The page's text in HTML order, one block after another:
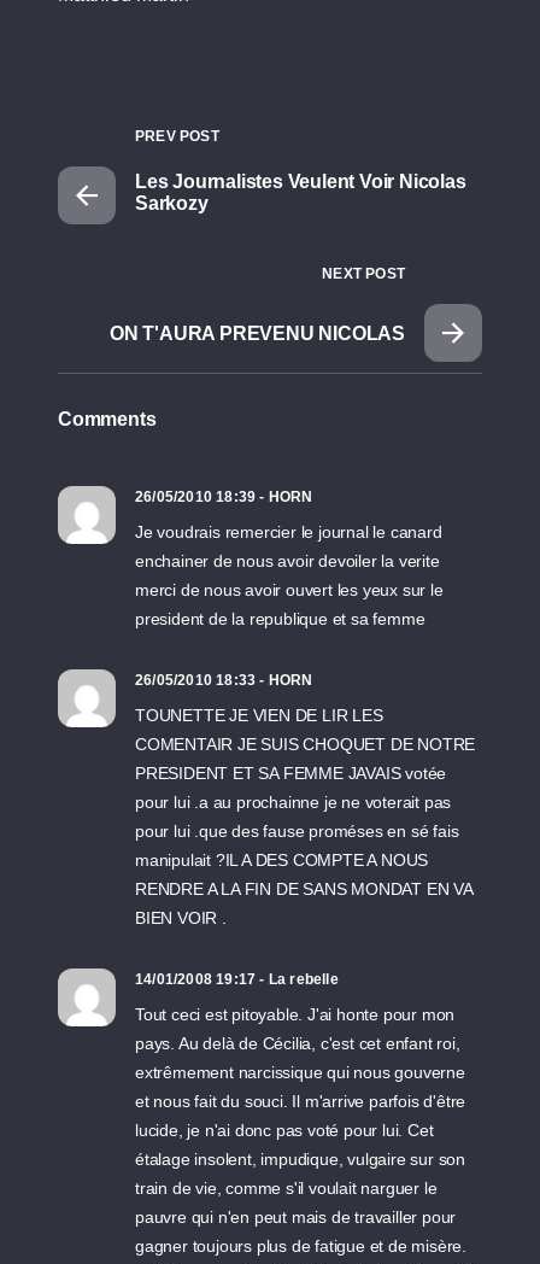
PREV POST
Les Journalistes Veulent Voir Nicolas
Sarkozy
NEXT POST
ON T'AURA PREVENU NICOLAS
Comments
26/05/2010 18:39 - HORN
Je voudrais remercier le journal le canard
enchainer de nous avoir devoiler la verite
merci de nous avoir ouvert les yeux sur le
president de la republique et sa femme
26/05/2010 18:33 - HORN
TOUNETTE JE VIEN DE LIR LES
COMENTAIR JE SUIS CHOQUET DE NOTRE
PRESIDENT ET SA FEMME JAVAIS votée
pour lui .a au prochainne je ne voterait pas
pour lui .que des fause proméses en sé fais
manipulait ?IL A DES COMPTE A NOUS
RENDRE A LA FIN DE SANS MONDAT EN VA
BIEN VOIR .
14/01/2008 19:17 - La rebelle
Tout ceci est pitoyable. J'ai honte pour mon
pays. Au delà de Cécilia, c'est cet enfant roi,
extrêmement narcissique qui nous gouverne
et nous fait du souci. Il m'arrive parfois d'être
lucide, je n'ai donc pas voté pour lui. Cet
étalage insolent, impudique, vulgaire sur son
train de vie, comme s'il voulait narguer le
pauvre qui n'en peut mais de travailler pour
gagner toujours plus de fatigue et de misère.